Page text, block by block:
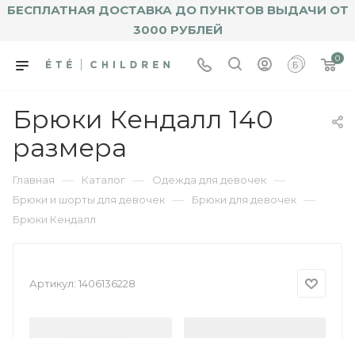
БЕСПЛАТНАЯ ДОСТАВКА ДО ПУНКТОВ ВЫДАЧИ ОТ
3000 РУБЛЕЙ
0
Брюки Кендалл 140
размера
Главная — Каталог — Одежда для девочек —
Брюки и шорты для девочек — Брюки для девочек —
Брюки Кендалл
Артикул: 1406136228